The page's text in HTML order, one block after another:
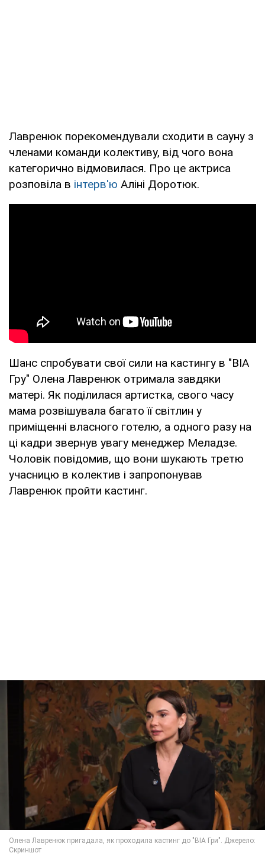
Лавренюк порекомендували сходити в сауну з
членами команди колективу, від чого вона
категорично відмовилася. Про це актриса
розповіла в інтерв'ю Аліні Доротюк.
Шанс спробувати свої сили на кастингу в "ВІА
Гру" Олена Лавренюк отримала завдяки
матері. Як поділилася артистка, свого часу
мама розвішувала багато її світлин у
приміщенні власного готелю, а одного разу на
ці кадри звернув увагу менеджер Меладзе.
Чоловік повідомив, що вони шукають третю
учасницю в колектив і запропонував
Лавренюк пройти кастинг.